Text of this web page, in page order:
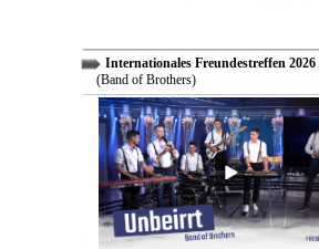
Internationales Freundestreffen 2026
(Band of Brothers)